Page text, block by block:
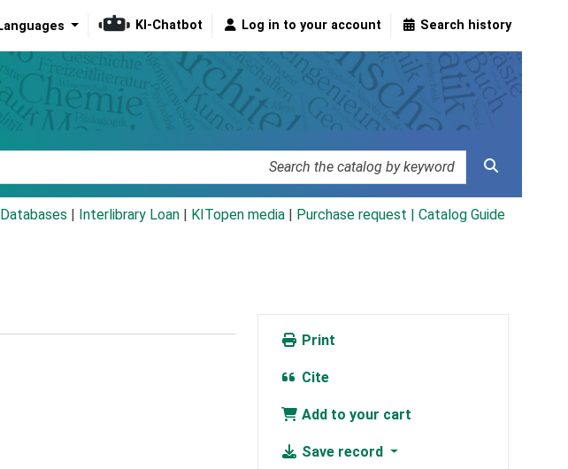
Languages KI-Chatbot Log in to your account Search history
Databases Interlibrary Loan KITopen media Purchase request | Catalog Guide
Print
Cite
Add to your cart
Save record